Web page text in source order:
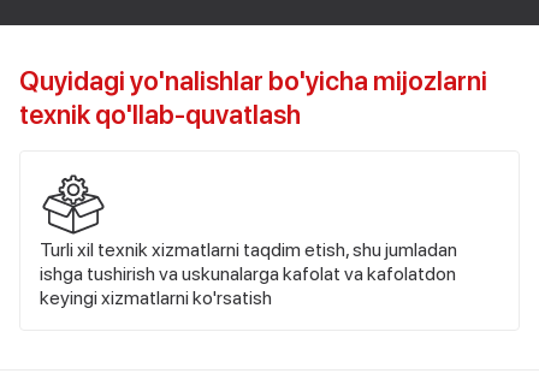
Quyidagi yo'nalishlar bo'yicha mijozlarni
texnik qo'llab-quvatlash
Turli xil texnik xizmatlarni taqdim etish, shu jumladan
ishga tushirish va uskunalarga kafolat va kafolatdon
keyingi xizmatlarni ko'rsatish